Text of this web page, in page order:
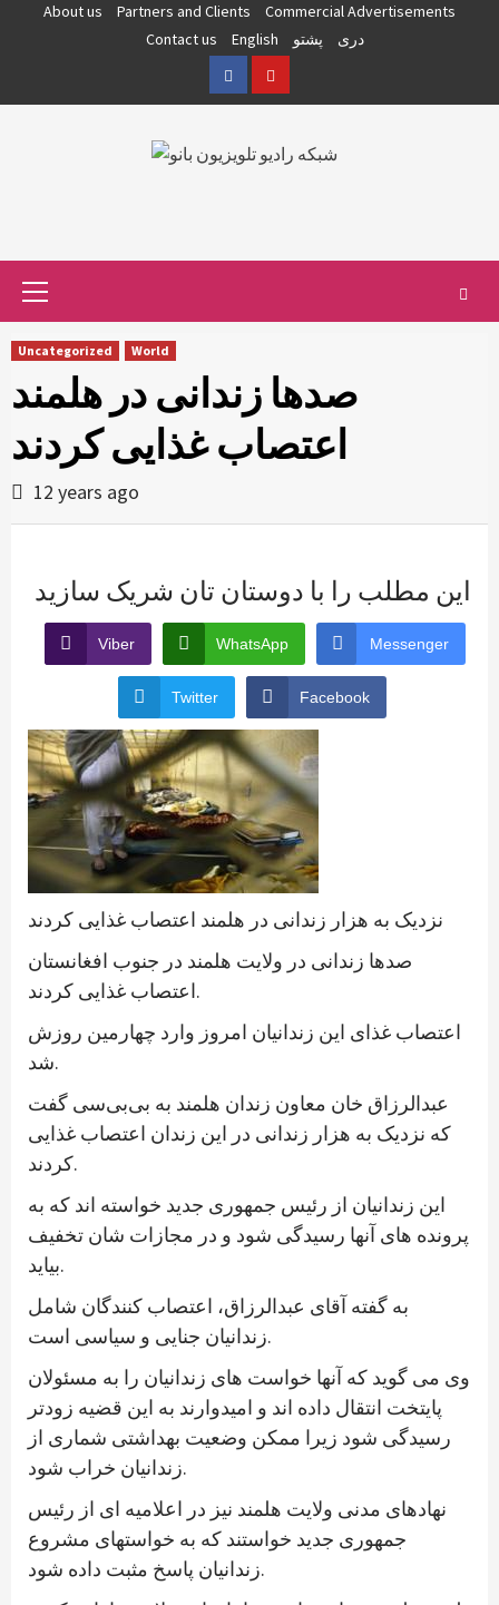
About us Partners and Clients
Commercial Advertisements
Contact us
English پشتو
دری
FacebookYouTube
Uncategorized World
صدها زندانی در هلمند
اعتصاب غذایی کردند
12 years ago
این مطلب را با دوستان تان شریک سازید
Viber WhatsApp Messenger
Twitter Facebook
نزدیک به هزار زندانی در هلمند اعتصاب غذایی کردند
صدها زندانی در ولایت هلمند در جنوب افغانستان
اعتصاب غذایی کردند.
اعتصاب غذای این زندانیان امروز وارد چهارمین روزش
شد.
عبدالرزاق خان معاون زندان هلمند به بی‌بی‌سی گفت
که نزدیک به هزار زندانی در این زندان اعتصاب غذایی
کردند.
این زندانیان از رئیس جمهوری جدید خواسته اند که به
پرونده های آنها رسیدگی شود و در مجازات شان تخفیف
بیاید.
به گفته آقای عبدالرزاق، اعتصاب کنندگان شامل
زندانیان جنایی و سیاسی است.
وی می گوید که آنها خواست های زندانیان را به مسئولان
پایتخت انتقال داده اند و امیدوارند به این قضیه زودتر
رسیدگی شود زیرا ممکن وضعیت بهداشتی شماری از
زندانیان خراب شود.
نهادهای مدنی ولایت هلمند نیز در اعلامیه ای از رئیس
جمهوری جدید خواستند که به خواستهای مشروع
زندانیان پاسخ مثبت داده شود.